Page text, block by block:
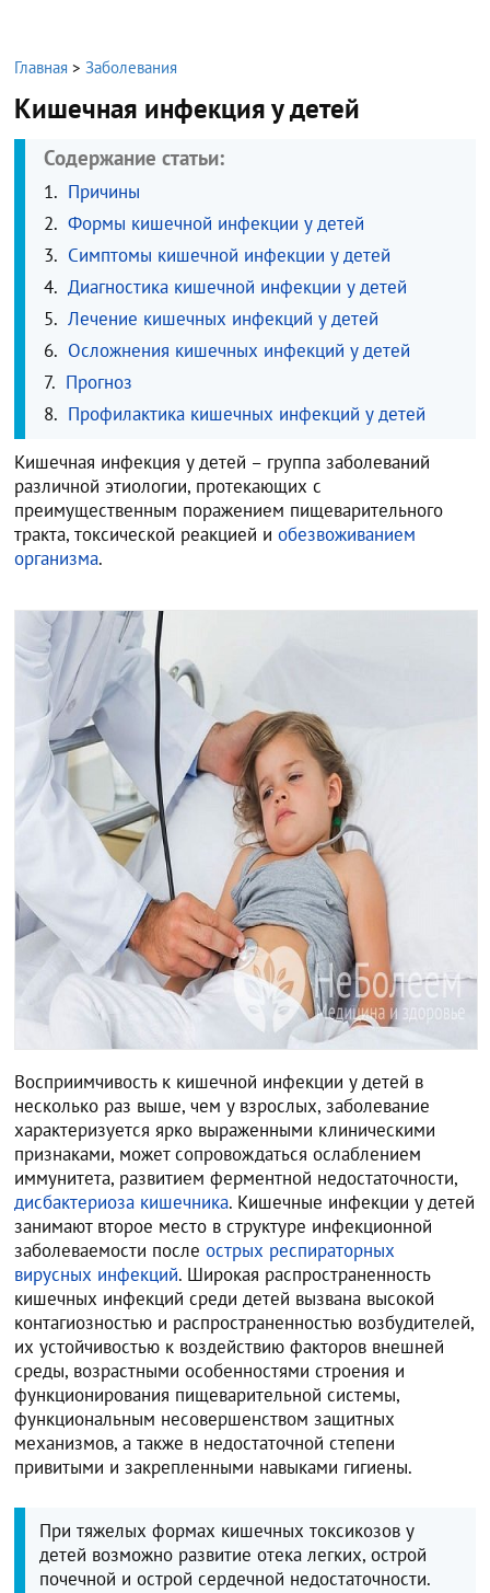
Главная >Заболевания
Кишечная инфекция у детей
Содержание статьи:
Причины
Формы кишечной инфекции у детей
Симптомы кишечной инфекции у детей
Диагностика кишечной инфекции у детей
Лечение кишечных инфекций у детей
Осложнения кишечных инфекций у детей
Прогноз
Профилактика кишечных инфекций у детей
Кишечная инфекция у детей – группа заболеваний
различной этиологии, протекающих с
преимущественным поражением пищеварительного
тракта, токсической реакцией иобезвоживанием
организма.
Восприимчивость к кишечной инфекции у детей в
несколько раз выше, чем у взрослых, заболевание
характеризуется ярко выраженными клиническими
признаками, может сопровождаться ослаблением
иммунитета, развитием ферментной недостаточности,
дисбактериоза кишечника. Кишечные инфекции у детей
занимают второе место в структуре инфекционной
заболеваемости послеострых респираторных
вирусных инфекций. Широкая распространенность
кишечных инфекций среди детей вызвана высокой
контагиозностью и распространенностью возбудителей,
их устойчивостью к воздействию факторов внешней
среды, возрастными особенностями строения и
функционирования пищеварительной системы,
функциональным несовершенством защитных
механизмов, а также в недостаточной степени
привитыми и закрепленными навыками гигиены.
При тяжелых формах кишечных токсикозов у
детей возможно развитие отека легких, острой
почечной и острой сердечной недостаточности.